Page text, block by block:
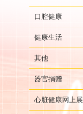
口腔健康
健康生活
其他
器官捐赠
心脏健康网上